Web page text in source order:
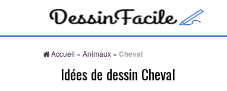
Accueil » Animaux » Cheval
Idées de dessin Cheval